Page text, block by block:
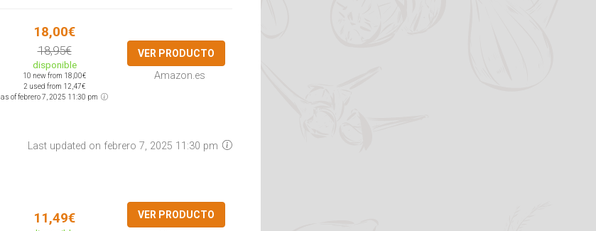
18,00€
18,95€
disponible
10 new from 18,00€
2 used from 12,47€
as of febrero 7, 2025 11:30 pm
VER PRODUCTO
Amazon.es
Last updated on febrero 7, 2025 11:30 pm
11,49€ VER PRODUCTO